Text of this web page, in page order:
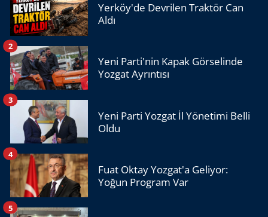
Yerköy'de Devrilen Traktör Can
Aldı
Yeni Parti'nin Kapak Görselinde
Yozgat Ayrıntısı
2
Yeni Parti Yozgat İl Yönetimi Belli
Oldu
3
Fuat Oktay Yozgat'a Geliyor:
Yoğun Program Var
4
5